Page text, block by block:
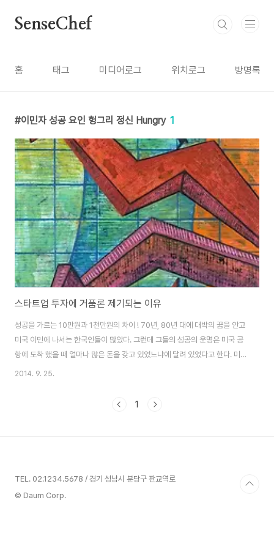
SenseChef
홈 태그 미디어로그 위치로그 방명록
이민자 성공 요인 헝그리 정신 Hungry 1
스타트업 투자에 거품론 제기되는 이유
성공을 가르는 10만원과 1천만원의 차이 ! 70년, 80년 대에 대박의 꿈을 안고
미국 이민에 나서는 한국인들이 많았다. 그런데 그들의 성공의 운명은 미국 공
항에 도착 했을 때 얼마나 많은 돈을 갖고 있었느냐에 달려 있었다고 한다. 미국
공항에 도착 했을 때 단돈 100달러(약 10만원)를 갖고 있는 사람과 1만 달러
람들의 성공 확률이 무척 높았다고 한다. 가족을 모두 이끌고 미국 이민에 나섰
2014. 9. 25.
1
TEL. 02.1234.5678 / 경기 성남시 분당구 판교역로
© Daum Corp.